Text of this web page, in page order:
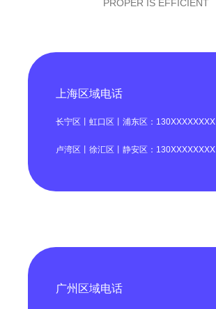
PROPER IS EFFICIENT
上海区域电话
长宁区丨虹口区丨浦东区：130XXXXXXXX
卢湾区丨徐汇区丨静安区：130XXXXXXXX
广州区域电话